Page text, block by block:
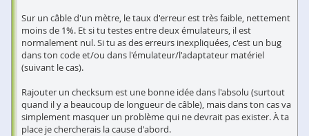
Sur un câble d'un mètre, le taux d'erreur est très faible, nettement
moins de 1%. Et si tu testes entre deux émulateurs, il est
normalement nul. Si tu as des erreurs inexpliquées, c'est un bug
dans ton code et/ou dans l'émulateur/l'adaptateur matériel
(suivant le cas).
Rajouter un checksum est une bonne idée dans l'absolu (surtout
quand il y a beaucoup de longueur de câble), mais dans ton cas va
simplement masquer un problème qui ne devrait pas exister. À ta
place je chercherais la cause d'abord.